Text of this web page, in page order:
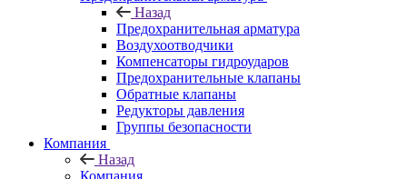
Назад
Предохранительная арматура
Воздухоотводчики
Компенсаторы гидроударов
Предохранительные клапаны
Обратные клапаны
Редукторы давления
Группы безопасности
Компания
Назад
Компания